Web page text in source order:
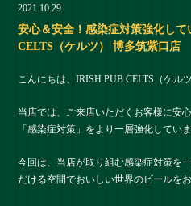
2021.10.29
安心＆安全！感染症対策強化し
CELTS（ケルツ） 博多筑紫口店
こんにちは、IRISH PUB CELTS（ケル
当店では、ご来店いただくお客様に安
「感染症対策」をより一層強化していま
今回は、当店が取り組む感染症対策を
だける空間でおいしい世界のビールを